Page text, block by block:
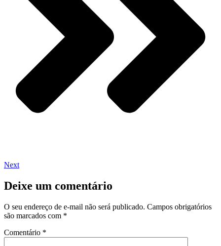
Next
Deixe um comentário
O seu endereço de e-mail não será publicado. Campos obrigatórios
são marcados com *
Comentário *